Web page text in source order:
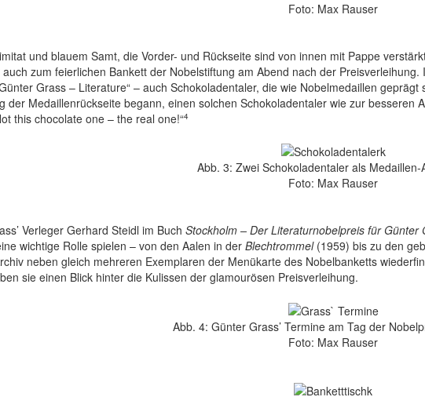
Foto: Max Rauser
und blauem Samt, die Vorder- und Rückseite sind von innen mit Pappe
zum feierlichen Bankett der Nobelstiftung am Abend nach der
Grass – Literature“ – auch Schokoladentaler, die wie Nobelmedaillen
der Medaillenrückseite begann, einen solchen Schokoladentaler wie zur
this chocolate one – the real one!“4
Abb. 3: Zwei Schokoladentaler als Medaillen-
Foto: Max Rauser
Verleger Gerhard Steidl im Buch Stockholm – Der Literaturnobelpreis für Günter
wichtige Rolle spielen – von den Aalen in der Blechtrommel (1959) bis zu den
neben gleich mehreren Exemplaren der Menükarte des Nobelbanketts
sie einen Blick hinter die Kulissen der glamourösen Preisverleihung.
Abb. 4: Günter Grass’ Termine am Tag der
Foto: Max Rauser